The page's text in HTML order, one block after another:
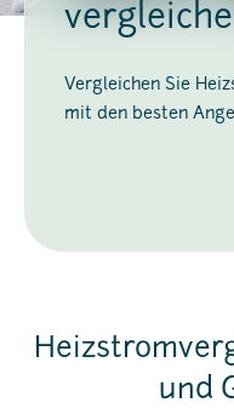
Vergleichen Sie
mit den besten
und